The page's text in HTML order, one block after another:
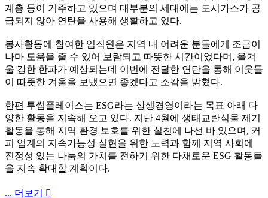
계층 등이 거주하고 있으며 대부분의 세대에는 도시가스가 공
급되지 않아 연탄을 사용해 생활하고 있다.
봉사활동에 참여한 임직원은 지역 내 어려운 분들에게 조금이
나마 도움을 줄 수 있어 보람되고 따뜻한 시간이었다며, 올겨
울 강한 한파가 예상되는데 이번에 전달한 연탄을 통해 이웃들
이 따뜻한 겨울을 보냈으면 좋겠다고 소감을 밝혔다.
한편 투썸플레이스는 ESG라는 상생경영이라는 목표 아래 다
양한 활동을 지속해 오고 있다. 지난 4월에 생태교란식물 제거
활동을 통해 지역 환경 보호를 위한 실천에 나선 바 있으며, 커
피 업계의 지속가능성 실현을 위한 노력과 함께 지역 사회에
진정성 있는 나눔의 가치를 전하기 위한 다채로운 ESG 활동들
을 지속 확대할 계획이다.
... 더보기 